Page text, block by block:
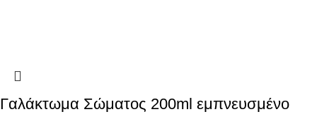
Γαλάκτωμα Σώματος 200ml εμπνευσμένο